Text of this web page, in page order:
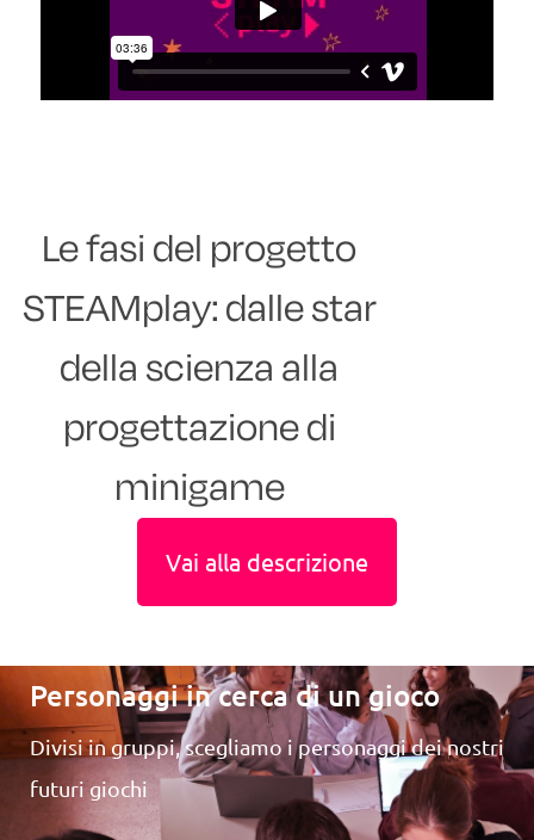
Le fasi del progetto
STEAMplay: dalle star
della scienza alla
progettazione di
minigame​
Vai alla descrizione
Personaggi in cerca di un gioco
Divisi in gruppi, scegliamo i personaggi dei nostri
futuri giochi